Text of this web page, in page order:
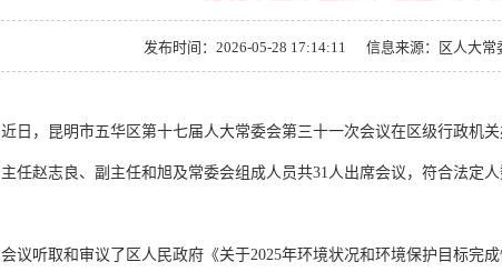
发布时间：2026-05-28 17:14:11 信息来源：区人大常
近日，昆明市五华区第十七届人大常委会第三十一次会议在区级行政机
主任赵志良、副主任和旭及常委会组成人员共31人出席会议，符合法定人
会议听取和审议了区人民政府《关于2025年环境状况和环境保护目标完